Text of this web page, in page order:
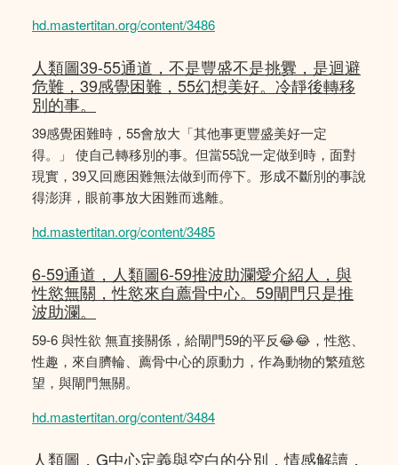
hd.mastertitan.org/content/3486
人類圖39-55通道，不是豐盛不是挑釁，是迴避
危難，39感覺困難，55幻想美好。冷靜後轉移
別的事。
39感覺困難時，55會放大「其他事更豐盛美好一定
得。」 使自己轉移別的事。但當55說一定做到時，面對
現實，39又回應困難無法做到而停下。形成不斷別的事說
得澎湃，眼前事放大困難而逃離。
hd.mastertitan.org/content/3485
6-59通道，人類圖6-59推波助瀾愛介紹人，與
性慾無關，性慾來自薦骨中心。59閘門只是推
波助瀾。
59-6 與性欲 無直接關係，給閘門59的平反😂😂，性慾、
性趣，來自臍輪、薦骨中心的原動力，作為動物的繁殖慾
望，與閘門無關。
hd.mastertitan.org/content/3484
人類圖，G中心定義與空白的分別，情感解讀，